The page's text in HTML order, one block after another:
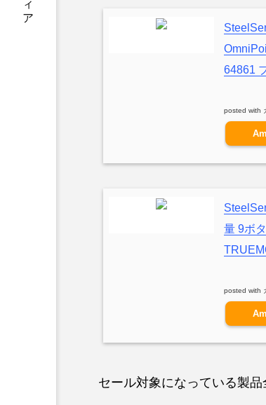
64861
posted with
量 9ボ
posted with
セール対象になっている製